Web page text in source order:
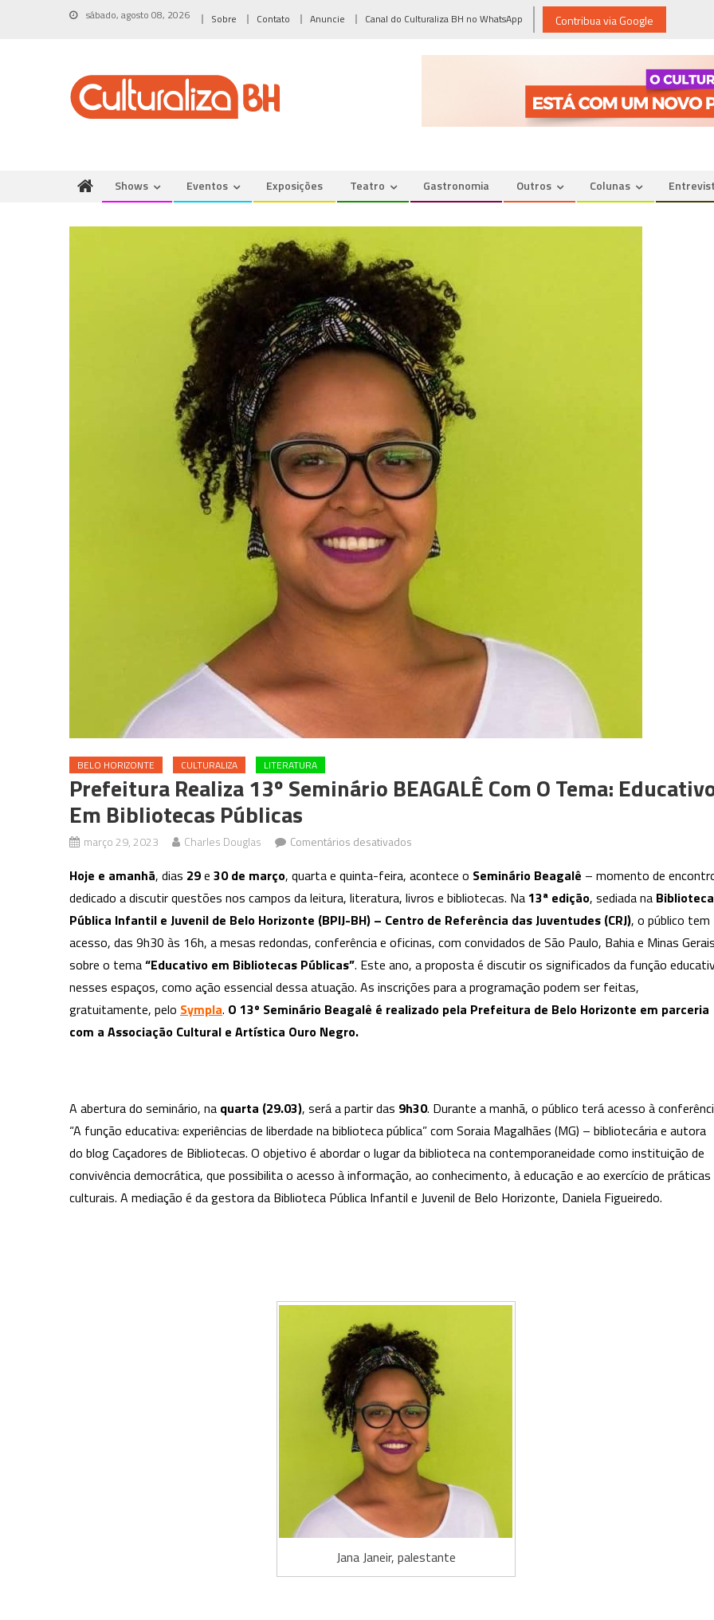
sábado, agosto 08, 2026 Sobre Contato Anuncie Canal do Culturaliza BH no WhatsApp Contribua via Google
Shows Eventos Exposições Teatro Gastronomia Outros Colunas
BELO HORIZONTE CULTURALIZA LITERATURA
Prefeitura Realiza 13º Seminário BEAGALÊ Com O Tema:
Em Bibliotecas Públicas
março 29, 2023 Charles Douglas Comentários desativados
realiza
13º
Seminário
BEAGALÊ
com
o
Educativo
Hoje e amanhã, dias 29e 30 de março, quarta e quinta-feira, acontece o Seminário Beagalê – momento de
dedicado a discutir questões nos campos da leitura, literatura, livros e bibliotecas. Na13ª edição, sediada na Biblioteca
Pública Infantil e Juvenil de Belo Horizonte (BPIJ-BH) – Centro de Referência das Juventudes (CRJ), o público tem
acesso, das 9h30 às 16h, a mesas redondas, conferência e oficinas, com convidados de São Paulo, Bahia e Minas
sobre o tema“Educativo em Bibliotecas Públicas”. Este ano, a proposta é discutir os significados da função
nesses espaços, como ação essencial dessa atuação. As inscrições para a programação podem ser feitas,
gratuitamente, pelo Sympla. O 13º Seminário Beagalê é realizado pela Prefeitura de Belo Horizonte em parceria
com a Associação Cultural e Artística Ouro Negro.
A abertura do seminário, na quarta (29.03), será a partir das 9h30. Durante a manhã, o público terá acesso à
“A função educativa: experiências de liberdade na biblioteca pública” com Soraia Magalhães (MG) – bibliotecária e autora
do blog Caçadores de Bibliotecas. O objetivo é abordar o lugar da biblioteca na contemporaneidade como instituição de
convivência democrática, que possibilita o acesso à informação, ao conhecimento, à educação e ao exercício de práticas
culturais. A mediação é da gestora da Biblioteca Pública Infantil e Juvenil de Belo Horizonte, Daniela Figueiredo.
Jana Janeir, palestante